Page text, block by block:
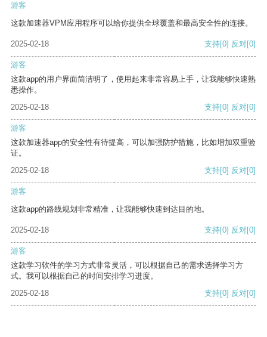
游客
这款加速器VPM应用程序可以给你提供全球覆盖和最高安全性的连接。
2025-02-18 支持[0] 反对[0]
游客
这款app的用户界面简洁明了，使用起来非常容易上手，让我能够快速熟
悉操作。
2025-02-18
支持[0] 反对[0]
游客
这款加速器app的安全性有待提高，可以加强防护措施，比如增加双重验
证。
2025-02-18
支持[0] 反对[0]
游客
这款app的路线规划非常精准，让我能够快速到达目的地。
2025-02-18 支持[0] 反对[0]
游客
这款学习软件的学习方式非常灵活，可以根据自己的需求选择学习方
式。我可以根据自己的时间安排学习进度。
2025-02-18
支持[0] 反对[0]